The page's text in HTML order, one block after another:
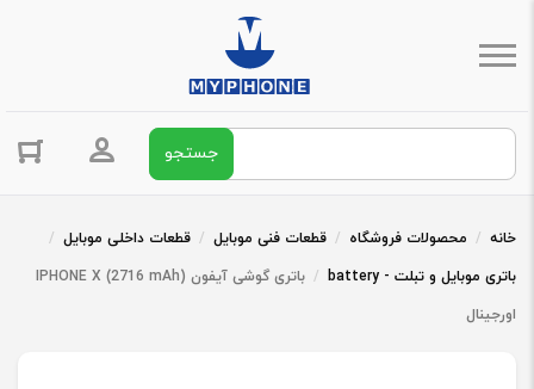
ورود /
خانه / محصولات فروشگاه / قطعات فنی موبایل / قطعات داخلی موبایل /
باتری موبایل و تبلت - battery
/
باتری گوشی آیفون IPHONE X (2716 mAh)
اورجینال